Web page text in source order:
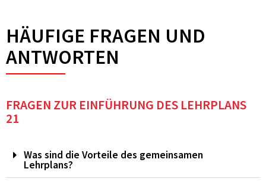
HÄUFIGE FRAGEN UND
ANTWORTEN
FRAGEN ZUR EINFÜHRUNG DES LEHRPLANS
21
Was sind die Vorteile des gemeinsamen
Lehrplans?